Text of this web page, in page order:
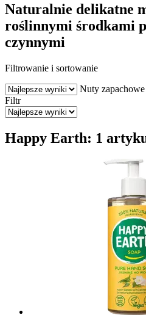
Naturalnie delikatne
roślinnymi środkami
czynnymi
Filtrowanie i sortowanie
Nuty zapachowe
Filtr
Happy Earth: 1